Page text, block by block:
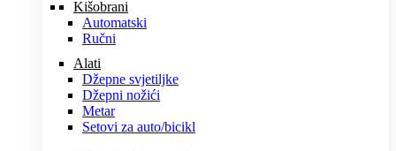
Kišobrani
Automatski
Ručni
Alati
Džepne svjetiljke
Džepni nožići
Metar
Setovi za auto/bicikl